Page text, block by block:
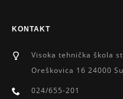
KONTAKT
Visoka tehnička škola
Oreškoviċa 16 24000
024/655-201